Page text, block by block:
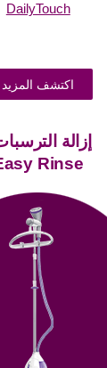
DailyTouch
اكتشف المزيد
إزالة‭ ‬الترسبات‭
‬Easy Rinse